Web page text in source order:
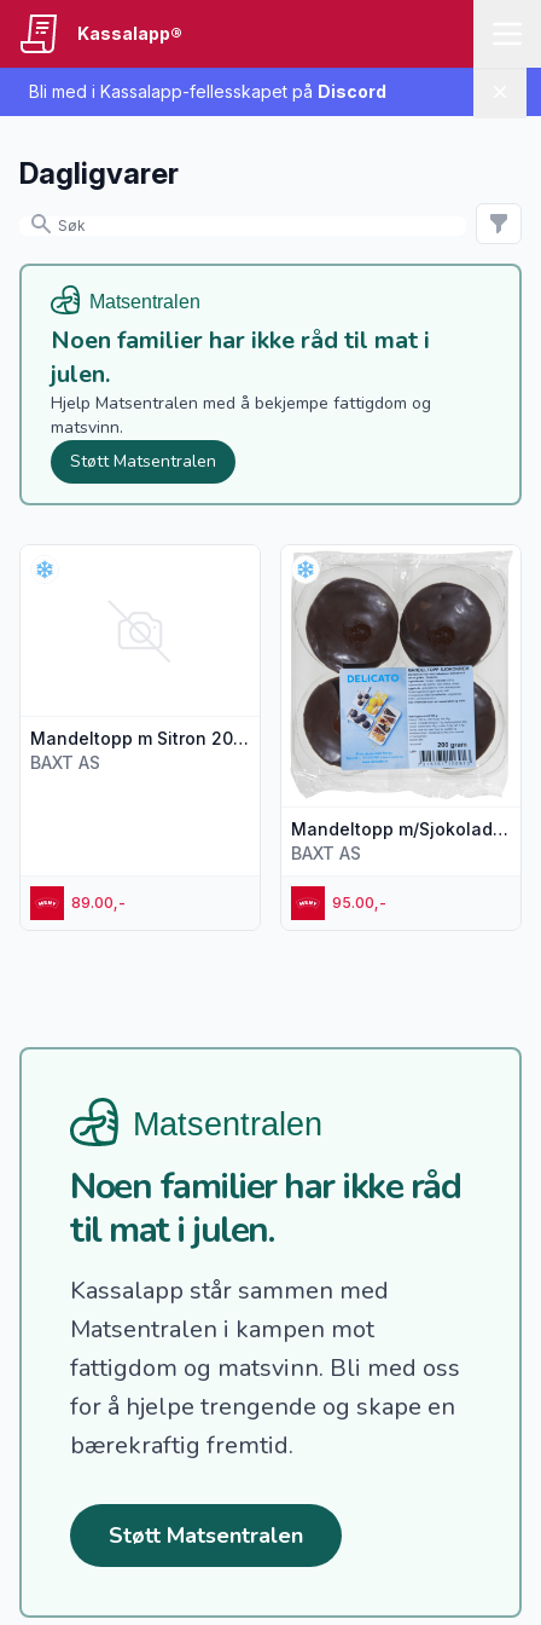
Bli med i Kassalapp-fellesskapet på Discord
Kassalapp®
Dagligvarer
Noen familier har ikke råd til mat i
julen.
Hjelp Matsentralen med å bekjempe fattigdom og
matsvinn.
Støtt Matsentralen
Mandeltopp m Sitron 200g Delicato
BAXT AS
89.00,-
Vis flere detaljer for produktet "Mandeltopp m Sitron 200g
Mandeltopp m/Sjokolade 200g Delicato
BAXT AS
95.00,-
Vis flere detaljer for
Noen familier har ikke råd
til mat i julen.
Kassalapp står sammen med
Matsentralen i kampen mot
fattigdom og matsvinn. Bli med oss
for å hjelpe trengende og skape en
bærekraftig fremtid.
Støtt Matsentralen